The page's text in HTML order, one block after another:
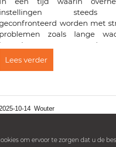
instellingen steeds
worden met
problemen zoals lange
hoge kosten en vertraagde
wint bemiddeling als
Lees verder
2025-10-14 Wouter
om ervoor te zorgen dat u de